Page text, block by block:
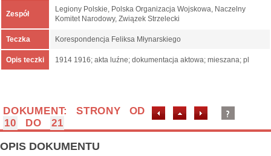
Zespół
Legiony Polskie, Polska Organizacja Wojskowa, Naczelny
Komitet Narodowy, Związek Strzelecki
Teczka Korespondencja Feliksa Młynarskiego
Opis teczki 1914 1916; akta luźne; dokumentacja aktowa; mieszana; pl
DOKUMENT: STRONY OD
10
DO 21
OPIS DOKUMENTU